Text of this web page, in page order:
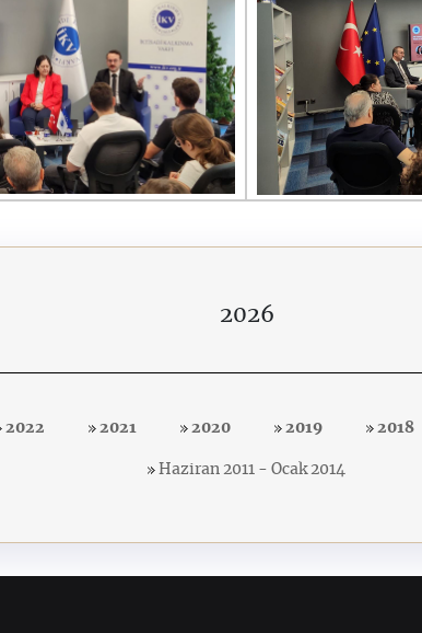
2026
2022 2021 2020 2019 2018
Haziran 2011 - Ocak 2014